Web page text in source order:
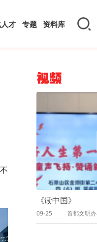
才 专题 资料库
视频
《读中国》
09-25 首都文明办